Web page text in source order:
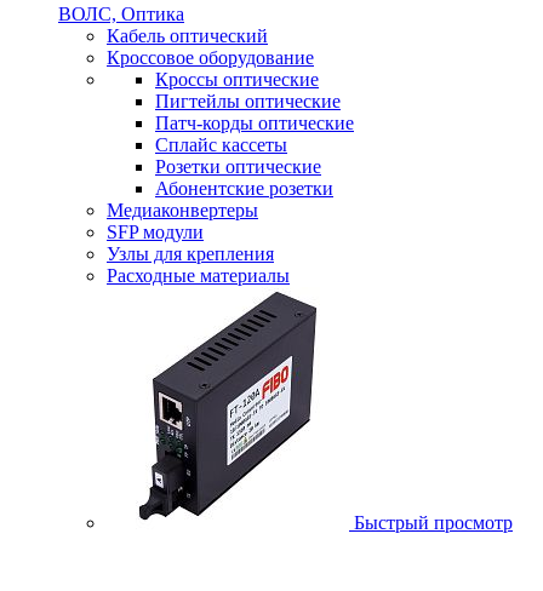
ВОЛС, Оптика
Кабель оптический
Кроссовое оборудование
Кроссы оптические
Пигтейлы оптические
Патч-корды оптические
Сплайс кассеты
Розетки оптические
Абонентские розетки
Медиаконвертеры
SFP модули
Узлы для крепления
Расходные материалы
Быстрый просмотр